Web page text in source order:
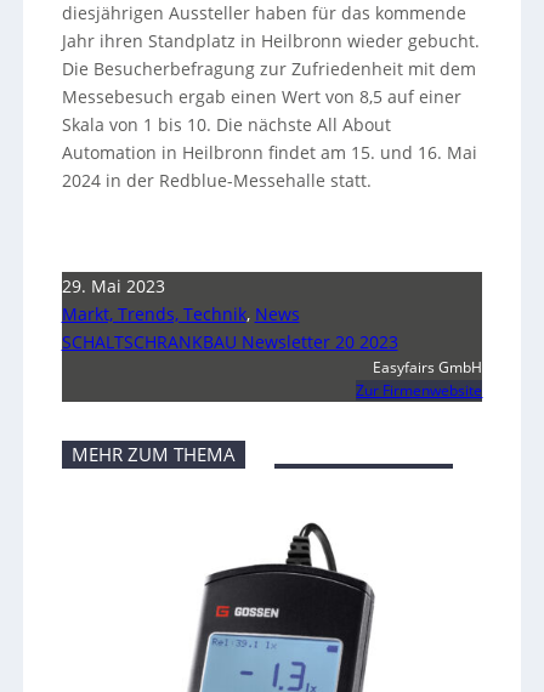
diesjährigen Aussteller haben für das kommende
Jahr ihren Standplatz in Heilbronn wieder gebucht.
Die Besucherbefragung zur Zufriedenheit mit dem
Messebesuch ergab einen Wert von 8,5 auf einer
Skala von 1 bis 10. Die nächste All About
Automation in Heilbronn findet am 15. und 16. Mai
2024 in der Redblue-Messehalle statt.
29. Mai 2023
Markt, Trends, Technik, News
SCHALTSCHRANKBAU Newsletter 20 2023
Easyfairs GmbH
Zur Firmenwebsite
MEHR ZUM THEMA